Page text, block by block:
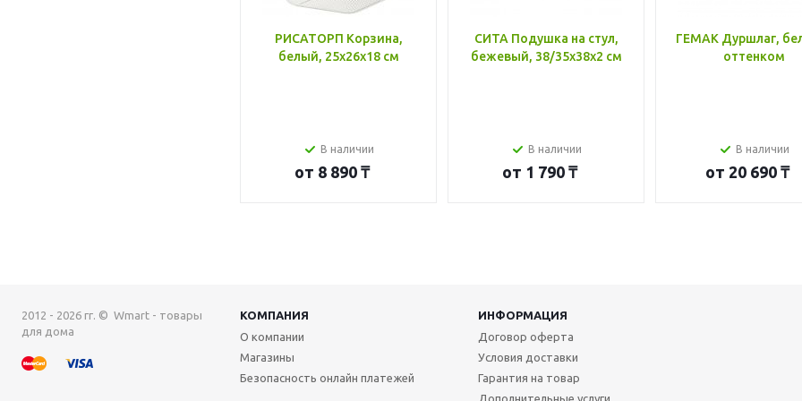
РИСАТОРП Корзина,
белый, 25x26x18 см
В наличии
от 8 890 ₸
СИТА Подушка на стул,
бежевый, 38/35x38x2 см
В наличии
от 1 790 ₸
ГЕМАК Дуршлаг,
оттенком
В наличии
от 20 690 ₸
2012 - 2026 гг. © Wmart - товары
для дома
КОМПАНИЯ
ИНФОРМАЦИЯ
О компании
Магазины
Безопасность онлайн платежей
Договор оферта
Условия доставки
Гарантия на товар
Дополнительные услуги